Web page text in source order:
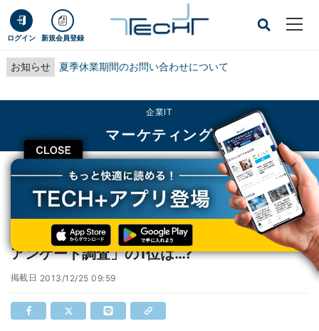
ログイン 新規会員登録
お知らせ 夏季休業期間のお問い合わせについて
CLOSE
企業IT
マーケティング
TECH+ 企業IT
マーケティング
2013年を代表する人物は誰ですか - CCC「Tアンケート調査」の1位は…?
2013年を代表する人物は誰ですか - CCC「T
アンケート調査」の1位は…?
掲載日 2013/12/25 09:59